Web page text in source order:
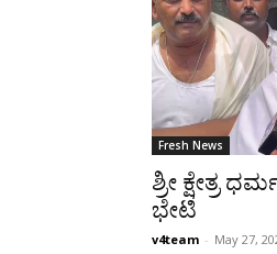
Fresh News
ಶ್ರೀ ಕ್ಷೇತ್ರ
ಭೇಟಿ
v4team - May 27,